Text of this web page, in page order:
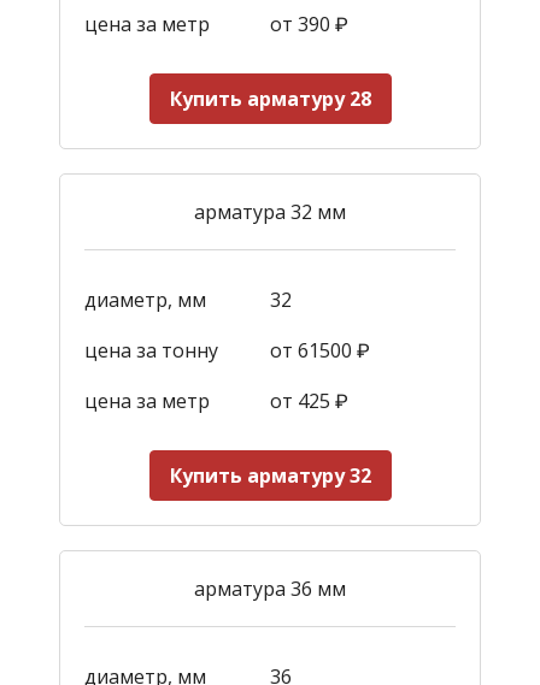
цена за метр
от 390 ₽
Купить арматуру 28
арматура 32 мм
диаметр, мм
32
цена за тонну
от 61500 ₽
цена за метр
от 425 ₽
Купить арматуру 32
арматура 36 мм
диаметр, мм 36